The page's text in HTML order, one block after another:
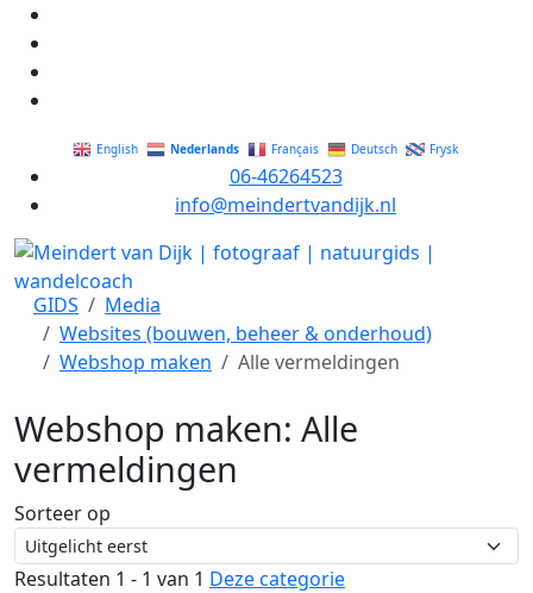
English Nederlands Français Deutsch Frysk
06-46264523
info@meindertvandijk.nl
GIDS
Media
Websites (bouwen, beheer & onderhoud)
Webshop maken
Alle vermeldingen
Webshop maken: Alle
vermeldingen
Sorteer op
Resultaten 1 - 1 van 1 Deze categorie